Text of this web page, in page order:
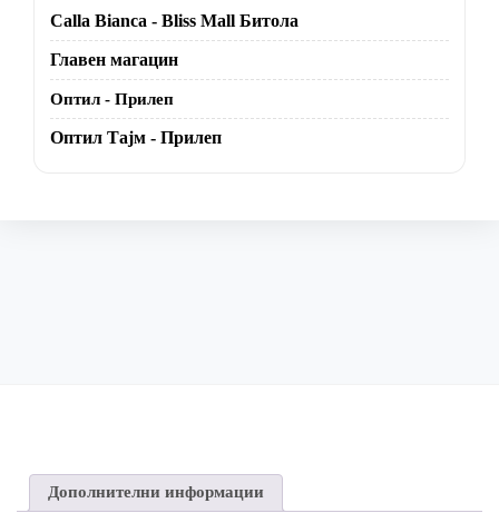
Calla Bianca - Bliss Mall Битола
Главен магацин
Оптил - Прилеп
Оптил Тајм - Прилеп
Дополнителни информации